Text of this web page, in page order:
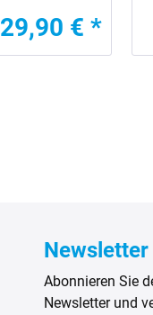
29,90 € *
Newsletter
Abonnieren Sie
Newsletter und